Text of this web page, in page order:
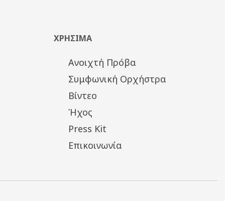
ΧΡΗΣΙΜΑ
Ανοιχτή Πρόβα
Συμφωνική Ορχήστρα
Βίντεο
Ήχος
Press Kit
Επικοινωνία